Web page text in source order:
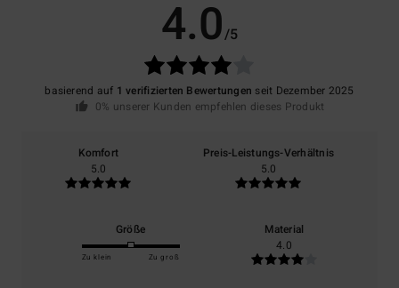
4.0/5
basierend auf 1 verifizierten Bewertungen seit Dezember 2025
0% unserer Kunden empfehlen dieses Produkt
Komfort
5.0
Preis-Leistungs-Verhältnis
5.0
Größe
Zu klein Zu groß
Material
4.0